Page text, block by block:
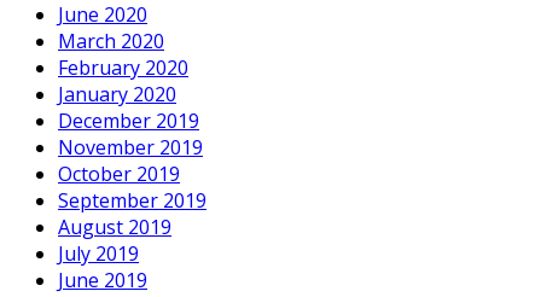
June 2020
March 2020
February 2020
January 2020
December 2019
November 2019
October 2019
September 2019
August 2019
July 2019
June 2019